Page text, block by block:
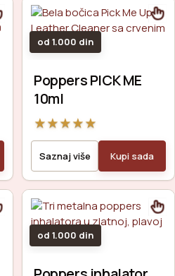
od 1.000 din
Poppers PICK ME
10ml
★★★★★
Saznaj više Kupi sada
od 1.000 din